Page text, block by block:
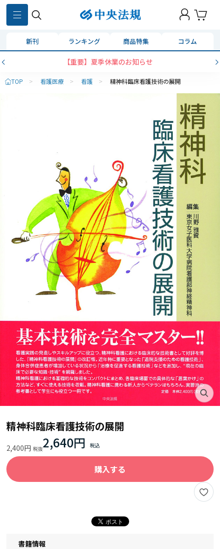
新刊 ランキング 商品特集 コラム
【重要】夏季休業のお知らせ
TOP > 看護医療 > 看護 > 精神科臨床看護技術の展開
精神科臨床看護技術の展開
2,400円 2,640円
購入する
書籍情報